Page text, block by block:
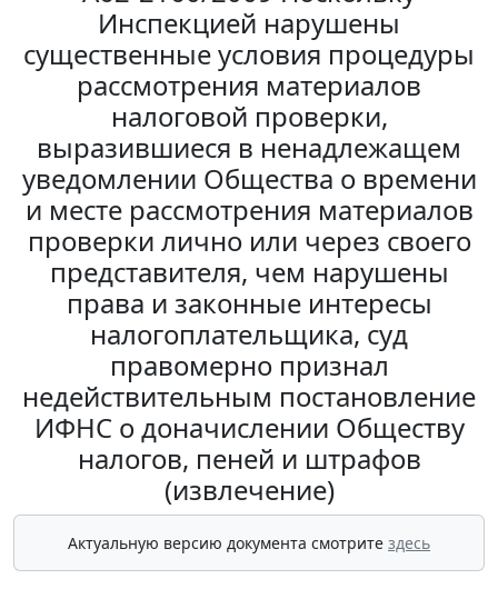
Инспекцией нарушены
существенные условия процедуры
рассмотрения материалов
налоговой проверки,
выразившиеся в ненадлежащем
уведомлении Общества о времени
и месте рассмотрения материалов
проверки лично или через своего
представителя, чем нарушены
права и законные интересы
налогоплательщика, суд
правомерно признал
недействительным постановление
ИФНС о доначислении Обществу
налогов, пеней и штрафов
(извлечение)
Актуальную версию документа смотрите здесь